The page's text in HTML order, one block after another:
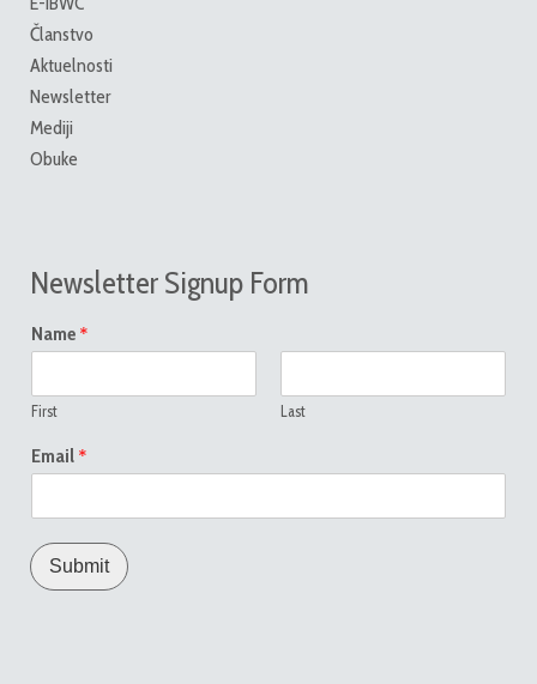
Članstvo
Aktuelnosti
Newsletter
Mediji
Obuke
Newsletter Signup Form
Name *
First Last
Email *
Submit